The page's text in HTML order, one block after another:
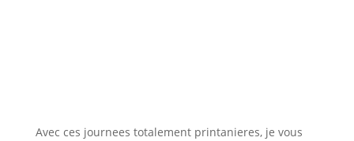
Avec ces journees totalement printanieres, je vous